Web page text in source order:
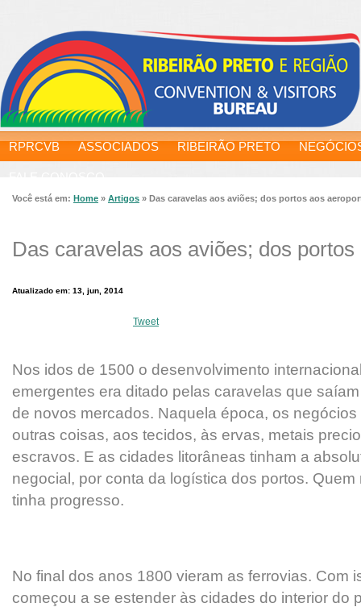
RPRCVB ASSOCIADOS RIBEIRÃO PRETO
Você está em: Home » Artigos » Das caravelas aos aviões; dos portos aos
Das caravelas aos aviões; dos
Atualizado em: 13, jun, 2014
Tweet
Nos idos de 1500 o desenvolvimento
emergentes era ditado pelas caravelas que
de novos mercados. Naquela época, os
outras coisas, aos tecidos, às ervas, metais
escravos. E as cidades litorâneas tinham a
negocial, por conta da logística dos portos.
tinha progresso.
No final dos anos 1800 vieram as ferrovias. Com
começou a se estender às cidades do interior do